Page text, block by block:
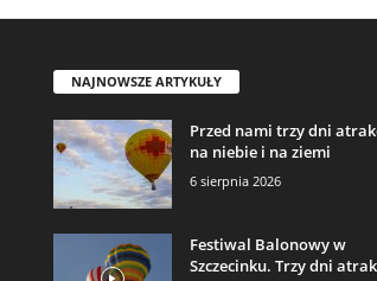
NAJNOWSZE ARTYKUŁY
Przed nami trzy dni
na niebie i na ziemi
6 sierpnia 2026
Festiwal Balonowy w
Szczecinku. Trzy dni